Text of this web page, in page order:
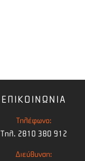
ΕΠΙΚΟΙΝΩΝΙΑ
Τηλέφωνο:
Τηλ. 2810 380 912
Διεύθυνση: